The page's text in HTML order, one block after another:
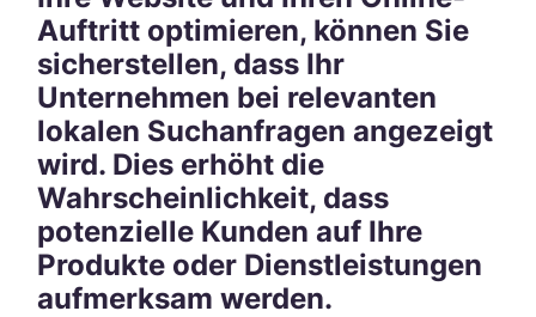
Auftritt optimieren, können Sie
sicherstellen, dass Ihr
Unternehmen bei relevanten
lokalen Suchanfragen angezeigt
wird. Dies erhöht die
Wahrscheinlichkeit, dass
potenzielle Kunden auf Ihre
Produkte oder Dienstleistungen
aufmerksam werden.